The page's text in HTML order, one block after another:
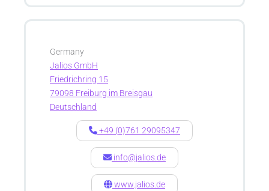
Germany
Jalios GmbH
Friedrichring 15
79098 Freiburg im Breisgau
Deutschland
+49 (0)761 29095347
info@jalios.de
www.jalios.de